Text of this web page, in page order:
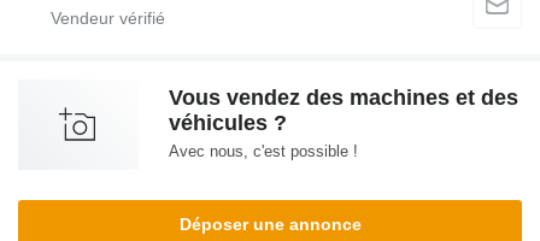
Vous vendez des machines et des
véhicules ?
Avec nous, c'est possible !
Déposer une annonce